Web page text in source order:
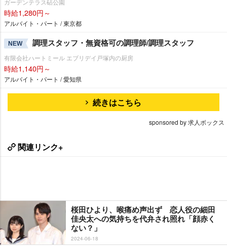
時給1,280円～
アルバイト・パート / 東京都
NEW 調理スタッフ・無資格可の調理師/調理スタッフ
有限会社ハートミール エブリデイ戸塚内の厨房
時給1,140円～
アルバイト・パート / 愛知県
続きはこちら
sponsored by 求人ボックス
関連リンク+
桜田ひより、喉痛め声出ず 恋人役の細田
佳央太への気持ちを代弁され照れ「顔赤く
ない？」
2024-06-18